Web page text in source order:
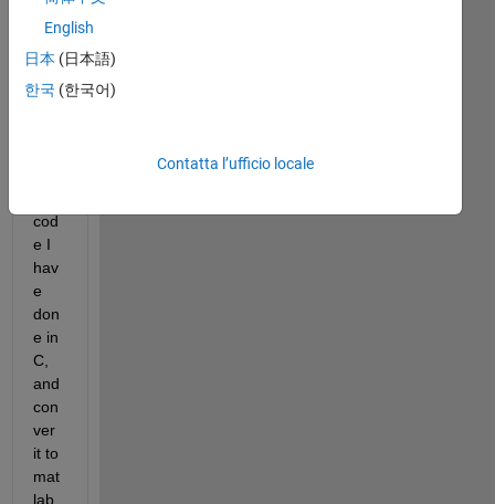
nee
d to
cod
e I
hav
e
don
e in
C,
and
con
ver
it to
mat
lab.
English
日本 (日本語)
한국 (한국어)
Contatta l’ufficio locale